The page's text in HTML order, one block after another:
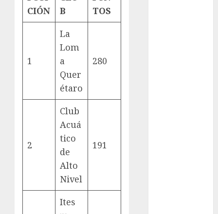
CIÓN
B
TOS
1
La
Lom
a
Quer
étaro
280
2
Club
Acuá
tico
de
Alto
Nivel
191
Ites